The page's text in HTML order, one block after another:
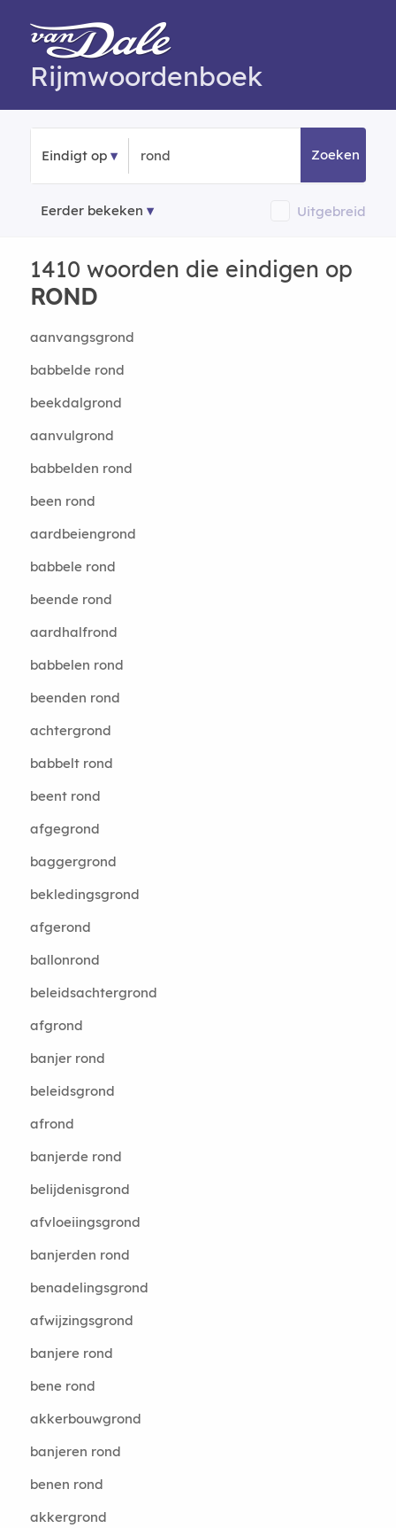
Rijmwoordenboek
Eindigt op Zoeken
Eerder bekeken Uitgebreid
1410 woorden die eindigen op
ROND
aanvangsgrond
babbelde rond
beekdalgrond
aanvulgrond
babbelden rond
been rond
aardbeiengrond
babbele rond
beende rond
aardhalfrond
babbelen rond
beenden rond
achtergrond
babbelt rond
beent rond
afgegrond
baggergrond
bekledingsgrond
afgerond
ballonrond
beleidsachtergrond
afgrond
banjer rond
beleidsgrond
afrond
banjerde rond
belijdenisgrond
afvloeiingsgrond
banjerden rond
benadelingsgrond
afwijzingsgrond
banjere rond
bene rond
akkerbouwgrond
banjeren rond
benen rond
akkergrond